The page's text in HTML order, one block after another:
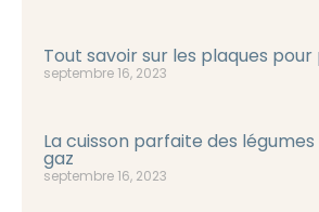
Tout savoir sur les plaques
septembre 16, 2023
La cuisson parfaite des
gaz
septembre 16, 2023